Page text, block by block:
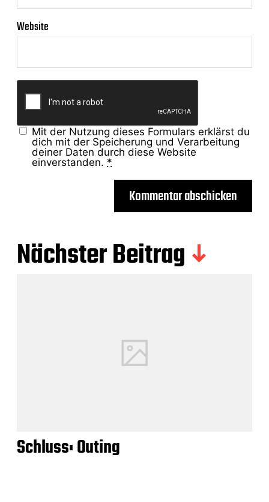
Website
Mit der Nutzung dieses Formulars erklärst du
dich mit der Speicherung und Verarbeitung
deiner Daten durch diese Website
einverstanden. *
Nächster Beitrag
Schluss: Outing